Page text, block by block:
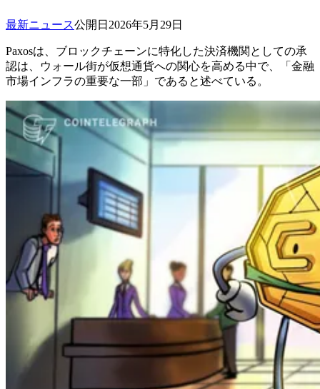
最新ニュース公開日 2026年5月29日
Paxosは、ブロックチェーンに特化した決済機関としての承
認は、ウォール街が仮想通貨への関心を高める中で、「金融
市場インフラの重要な一部」であると述べている。